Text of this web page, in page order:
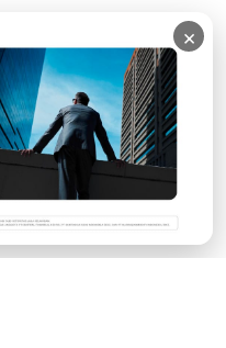
Subscribe
×